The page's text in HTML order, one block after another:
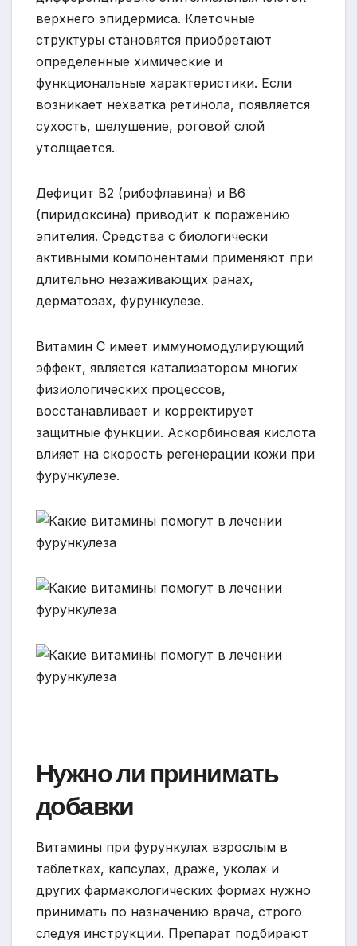
верхнего эпидермиса. Клеточные
структуры становятся приобретают
определенные химические и
функциональные характеристики. Если
возникает нехватка ретинола, появляется
сухость, шелушение, роговой слой
утолщается.
Дефицит В2 (рибофлавина) и В6
(пиридоксина) приводит к поражению
эпителия. Средства с биологически
активными компонентами применяют при
длительно незаживающих ранах,
дерматозах, фурункулезе.
Витамин С имеет иммуномодулирующий
эффект, является катализатором многих
физиологических процессов,
восстанавливает и корректирует
защитные функции. Аскорбиновая кислота
влияет на скорость регенерации кожи при
фурункулезе.
Нужно ли принимать
добавки
Витамины при фурункулах взрослым в
таблетках, капсулах, драже, уколах и
других фармакологических формах нужно
принимать по назначению врача, строго
следуя инструкции. Препарат подбирают